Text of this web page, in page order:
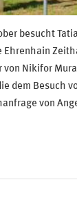
besucht
Ehrenhain
von Nikifor
dem Besuch
von